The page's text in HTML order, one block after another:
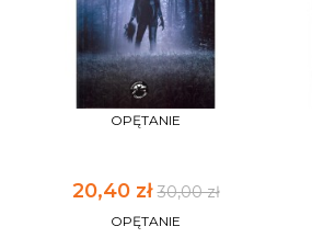
OPĘTANIE
20,40 zł30,00 zł
OPĘTANIE